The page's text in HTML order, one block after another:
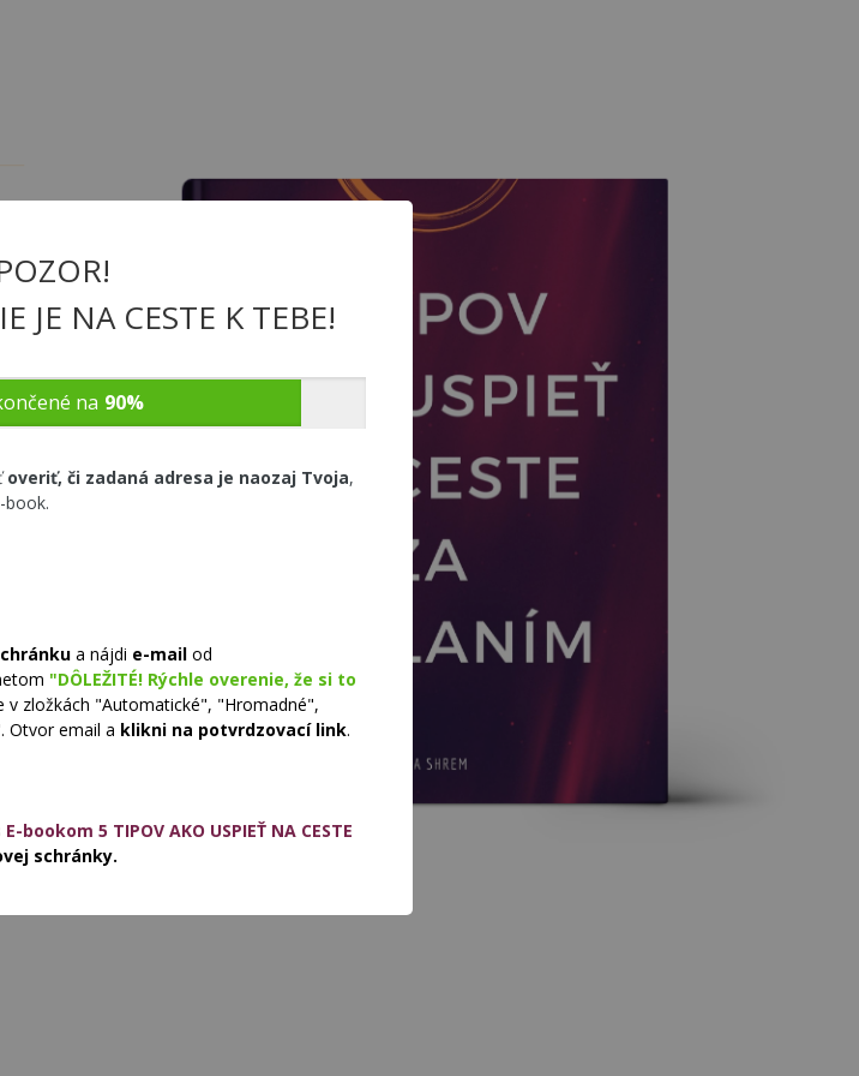
JE NA CESTE K TEBE!
na 90%
overiť, či zadaná adresa je naozaj Tvoja,
book.
a nájdi e-mail od
"DÔLEŽITÉ! Rýchle overenie, že si to
v zložkách "Automatické", "Hromadné",
Otvor email a klikni na potvrdzovací link.
E-bookom 5 TIPOV AKO USPIEŤ NA CESTE
schránky.